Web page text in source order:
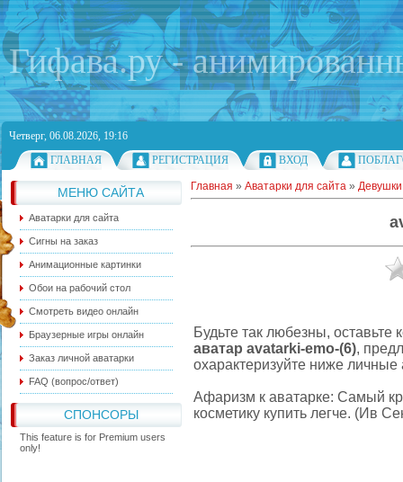
Гифава.ру -
Четверг, 06.08.2026, 19:16
ГЛАВНАЯ
РЕГИСТРАЦИЯ ВХОД
МЕНЮ САЙТА
Аватарки для сайта
Сигны на заказ
Анимационные картинки
Обои на рабочий стол
Смотреть видео онлайн
Браузерные игры онлайн
Заказ личной аватарки
FAQ (вопрос/ответ)
СПОНСОРЫ
This feature is for Premium users
only!
Главная » Аватарки для сайта »
Будьте так любезны,
аватар avatarki-emo-(6),
охарактеризуйте ниже
Афаризм к аватарке: Самый
косметику купить легче. (Ив